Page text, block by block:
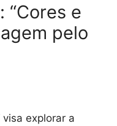
“Cores e
pelo
visa explorar a